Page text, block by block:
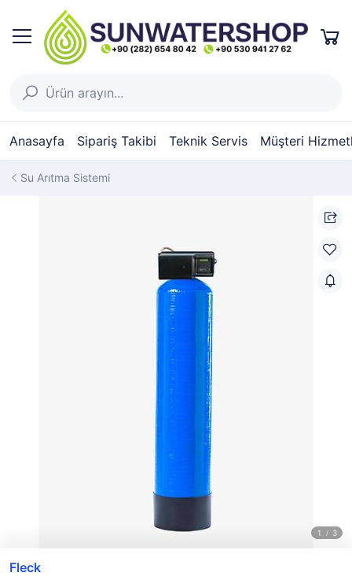
Anasayfa Sipariş Takibi Teknik Servis Müşteri
Su Arıtma Sistemi
Fleck